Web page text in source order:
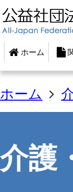
ホーム
ホーム
介護